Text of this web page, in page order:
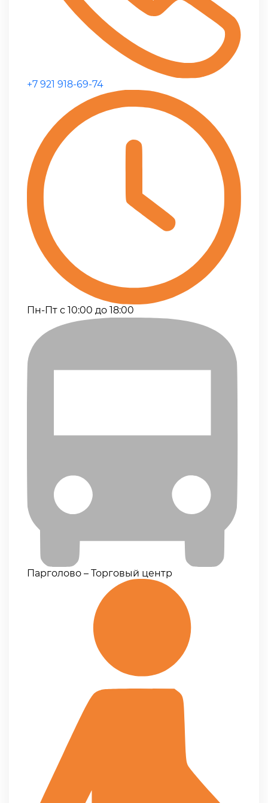
+7 921 918-69-74
Пн-Пт с 10:00 до 18:00
Парголово – Торговый центр